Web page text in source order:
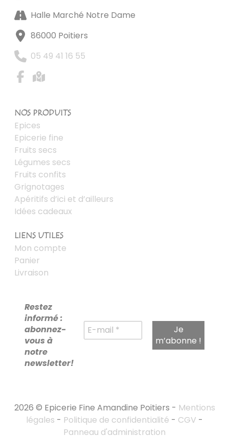
Halle Marché Notre Dame
86000 Poitiers
05 49 41 16 55
NOS PRODUITS
Epices
Epicerie fine
Fruits secs
Légumes secs
Fruits confits
Grignotages
Apéritifs d’ici et d’ailleurs
Idées cadeaux
LIENS UTILES
Mon compte
Panier
Livraison
Restez
informé :
abonnez-
vous à
notre
newsletter!
2026 © Epicerie Fine Amandine Poitiers - Mentions
légales - Politique de confidentialité - CGV -
Panneau d'administration